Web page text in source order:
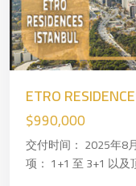
ETRO
$990,000
交付时间： 2025年8
项： 1+1 至 3+1 以
Beşiktaş,
—
欧
洲
一
侧